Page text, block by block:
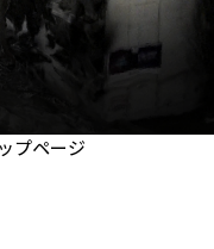
プページ